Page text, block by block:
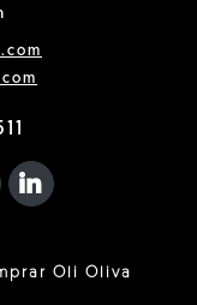
F
FA LINKEDIN
Oli Oliva